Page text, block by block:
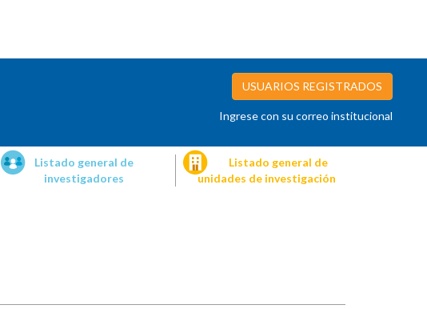
USUARIOS REGISTRADOS
Ingrese con su correo institucional
Listado general de
investigadores
Listado general de
unidades de investigación